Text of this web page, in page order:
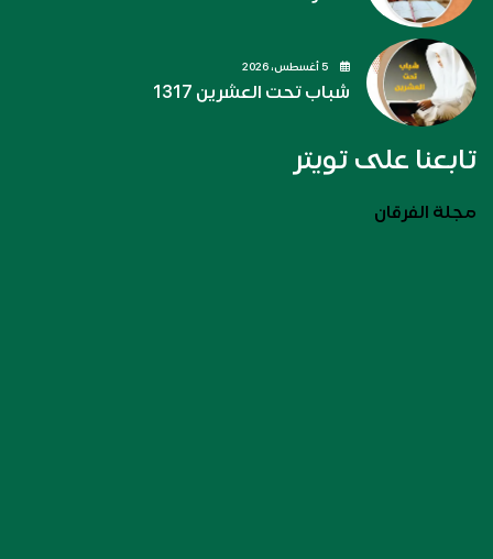
شباب تحت العشرين 1317
تابعنا على تويتر
مجلة الفرقان